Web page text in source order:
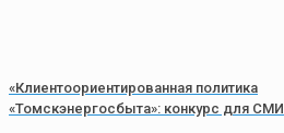
«Клиентоориентированная политика
«Томскэнергосбыта»: конкурс для СМИ